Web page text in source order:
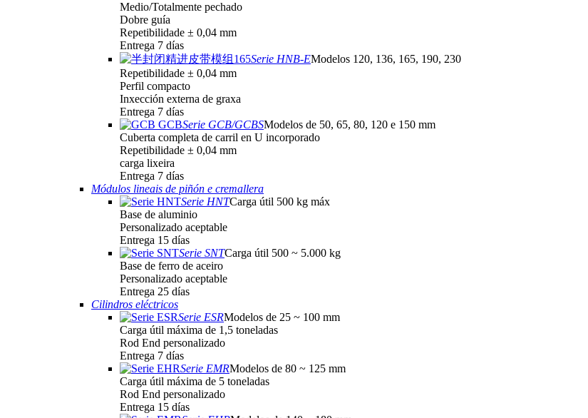
Medio/Totalmente pechado
Dobre guía
Repetibilidade ± 0,04 mm
Entrega 7 días
Serie HNB-EModelos 120, 136, 165, 190, 230
Repetibilidade ± 0,04 mm
Perfil compacto
Inxección externa de graxa
Entrega 7 días
Serie GCB/GCBSModelos de 50, 65, 80, 120 e 150 mm
Cuberta completa de carril en U incorporado
Repetibilidade ± 0,04 mm
carga lixeira
Entrega 7 días
Módulos lineais de piñón e cremallera
Serie HNTCarga útil 500 kg máx
Base de aluminio
Personalizado aceptable
Entrega 15 días
Serie SNTCarga útil 500 ~ 5.000 kg
Base de ferro de aceiro
Personalizado aceptable
Entrega 25 días
Cilindros eléctricos
Serie ESRModelos de 25 ~ 100 mm
Carga útil máxima de 1,5 toneladas
Rod End personalizado
Entrega 7 días
Serie EMRModelos de 80 ~ 125 mm
Carga útil máxima de 5 toneladas
Rod End personalizado
Entrega 15 días